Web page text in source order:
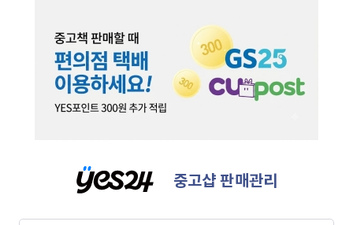
중고샵 판매관리